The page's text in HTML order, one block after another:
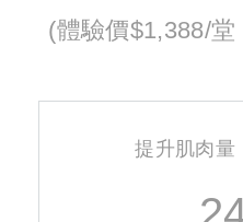
(體驗價$1,388/
提升肌肉量，降低體脂